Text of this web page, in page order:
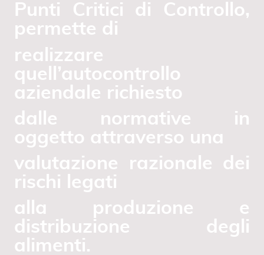
Punti Critici di Controllo,
permette di
realizzare
quell’autocontrollo
aziendale richiesto
dalle normative in
oggetto attraverso una
valutazione razionale dei
rischi legati
alla produzione e
distribuzione degli
alimenti.